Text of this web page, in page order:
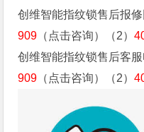
创维智能指纹锁售后报
909 （点击咨询）（2）
创维智能指纹锁售后客
909 （点击咨询）（2）